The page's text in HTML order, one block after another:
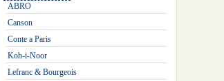
ABRO
Canson
Conte a Paris
Koh-i-Noor
Lefranc & Bourgeois